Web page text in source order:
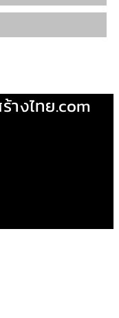
างไทย.com